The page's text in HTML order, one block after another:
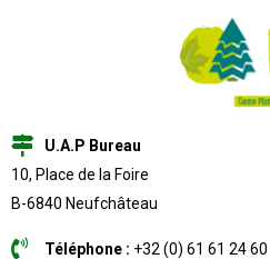
U.A.P Bureau
10, Place de la Foire
B-6840 Neufchâteau
Téléphone : +32 (0) 61 61 24 60